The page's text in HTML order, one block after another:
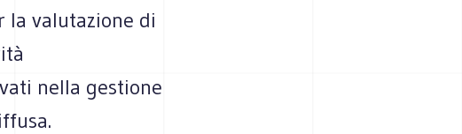
la valutazione di
nella gestione